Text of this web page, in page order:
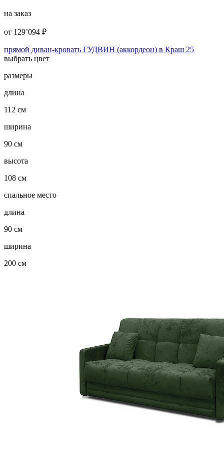
на заказ
от 129’094 ₽
прямой диван-кровать ГУДВИН (аккордеон) в Краш 25
выбрать цвет
размеры
длина
112 см
ширина
90 см
высота
108 см
спальное место
длина
90 см
ширина
200 см